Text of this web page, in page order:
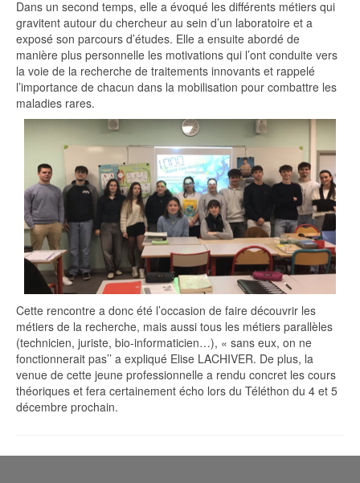
Dans un second temps, elle a évoqué les différents métiers qui
gravitent autour du chercheur au sein d’un laboratoire et a
exposé son parcours d’études. Elle a ensuite abordé de
manière plus personnelle les motivations qui l’ont conduite vers
la voie de la recherche de traitements innovants et rappelé
l’importance de chacun dans la mobilisation pour combattre les
maladies rares.
Cette rencontre a donc été l’occasion de faire découvrir les
métiers de la recherche, mais aussi tous les métiers parallèles
(technicien, juriste, bio-informaticien…), « sans eux, on ne
fonctionnerait pas’’ a expliqué Elise LACHIVER. De plus, la
venue de cette jeune professionnelle a rendu concret les cours
théoriques et fera certainement écho lors du Téléthon du 4 et 5
décembre prochain.